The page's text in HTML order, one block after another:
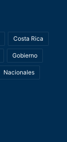
Costa Rica
Gobierno
Nacionales